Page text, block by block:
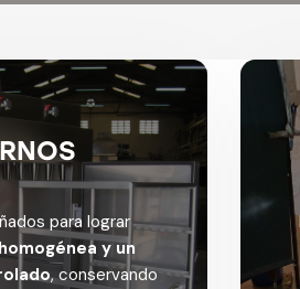
para lograr
y un
, conservando